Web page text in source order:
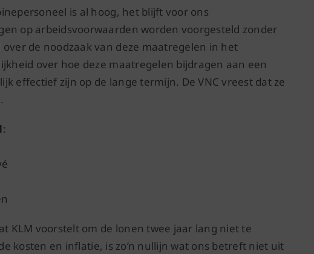
is al hoog, het blijft voor ons
op arbeidsvoorwaarden worden voorgesteld zonder
de noodzaak van deze maatregelen in het
over hoe deze maatregelen bijdragen aan een
effectief zijn op de lange termijn. De VNC vreest dat ze
:
KLM voorstelt om de lonen twee jaar lang niet te
kosten en inflatie, is zo’n nullijn wat ons betreft niet uit